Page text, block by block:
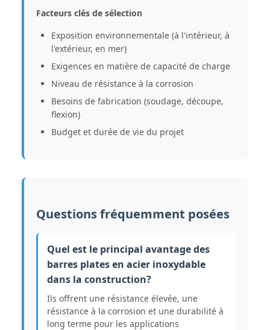
Facteurs clés de sélection
Exposition environnementale (à l'intérieur, à
l'extérieur, en mer)
Exigences en matière de capacité de charge
Niveau de résistance à la corrosion
Besoins de fabrication (soudage, découpe,
flexion)
Budget et durée de vie du projet
Questions fréquemment posées
Quel est le principal avantage des
barres plates en acier inoxydable
dans la construction?
Ils offrent une résistance élevée, une
résistance à la corrosion et une durabilité à
long terme pour les applications